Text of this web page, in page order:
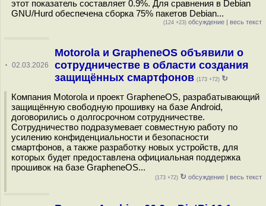
этот показатель составляет 0.9%. Для сравнения в Debian
GNU/Hurd обеспечена сборка 75% пакетов Debian...
(124 +23) обсуждение | весь текст
· 02.03.2026
Motorola и GrapheneOS объявили о
сотрудничестве в области создания
защищённых смартфонов (173 +72) ↻
Компания Motorola и проект GrapheneOS, разрабатывающий
защищённую свободную прошивку на базе Android,
договорились о долгосрочном сотрудничестве.
Сотрудничество подразумевает совместную работу по
усилению конфиденциальности и безопасности
смартфонов, а также разработку новых устройств, для
которых будет предоставлена официальная поддержка
прошивок на базе GrapheneOS...
(173 +72) ↻ обсуждение | весь текст